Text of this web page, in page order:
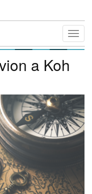
a Koh